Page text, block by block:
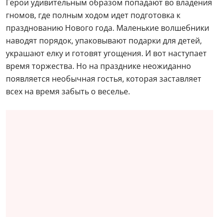
Герои удивительным образом попадают во владения
гномов, где полным ходом идет подготовка к
празднованию Нового года. Маленькие волшебники
наводят порядок, упаковывают подарки для детей,
украшают елку и готовят угощения. И вот наступает
время торжества. Но на празднике неожиданно
появляется необычная гостья, которая заставляет
всех на время забыть о веселье.